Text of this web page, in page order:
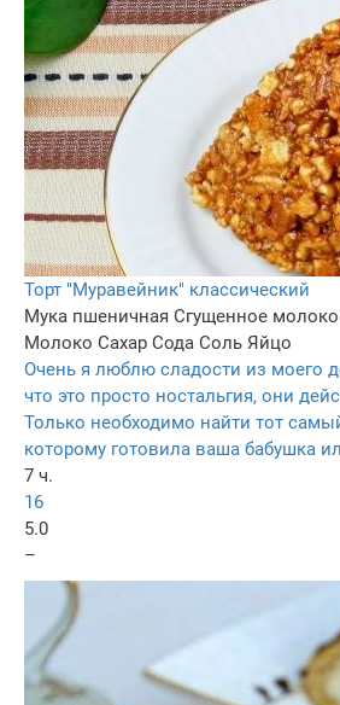
Торт "Муравейник" классический
Мука пшеничная Сгущенное молоко
Молоко Сахар Сода Соль Яйцо
Очень я люблю сладости из моего
что это просто ностальгия, они
Только необходимо найти тот
которому готовила ваша бабушка
7 ч.
16
5.0
–